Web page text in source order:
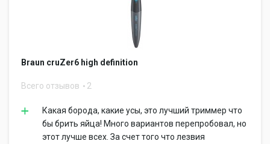
Braun cruZer6 high definition
Всего отзывов 2
Какая борода, какие усы, это лучший триммер что
бы брить яйца! Много вариантов перепробовал, но
этот лучше всех. За счет того что лезвия